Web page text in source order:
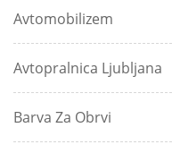
Avtomobilizem
Avtopralnica Ljubljana
Barva Za Obrvi